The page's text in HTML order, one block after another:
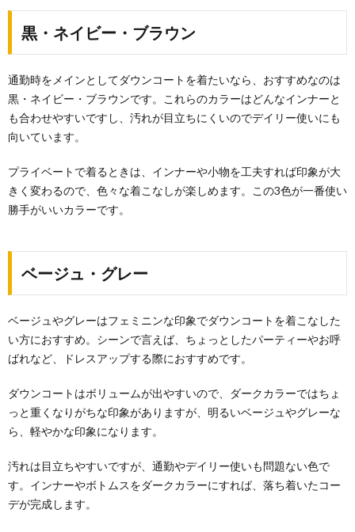
黒・ネイビー・ブラウン
通勤時をメインとしてダウンコートを着たいなら、おすすめなのは
黒・ネイビー・ブラウンです。これらのカラーはどんなインナーと
も合わせやすいですし、汚れが目立ちにくいのでデイリー使いにも
向いています。
プライベートで着るときは、インナーや小物を工夫すれば印象が大
きく変わるので、色々な着こなしが楽しめます。この3色が一番使い
勝手がいいカラーです。
ベージュ・グレー
ベージュやグレーはフェミニンな印象でダウンコートを着こなした
い方におすすめ。シーンで言えば、ちょっとしたパーティーやお呼
ばれなど、ドレスアップする際におすすめです。
ダウンコートはボリュームが出やすいので、ダークカラーではちょ
っと重くなりがちな印象がありますが、明るいベージュやグレーな
ら、軽やかな印象になります。
汚れは目立ちやすいですが、通勤やデイリー使いも問題ない色で
す。インナーやボトムスをダークカラーにすれば、落ち着いたコー
デが完成します。